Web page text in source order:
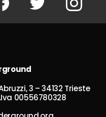
3 – 34132 Trieste
00556780328